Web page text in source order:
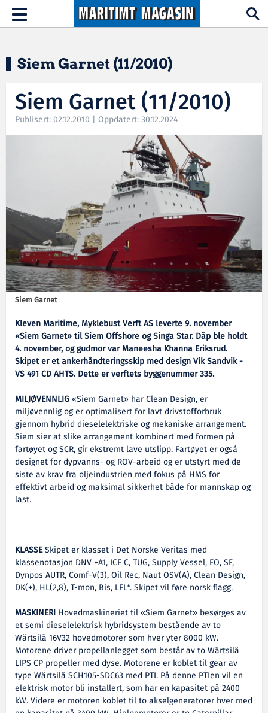
Hopp til hovedinnhold
Toggle
navigation
Siem Garnet (11/2010)
Siem Garnet (11/2010)
Publisert: 02.12.2010 | Oppdatert: 30.12.2024
Siem Garnet
Kleven Maritime, Myklebust Verft AS leverte 9. november
«Siem Garnet» til Siem Offshore og Singa Star. Dåp ble holdt
4. november, og gudmor var Maneesha Khanna Eriksrud.
Skipet er et ankerhåndteringsskip med design Vik Sandvik -
VS 491 CD AHTS. Dette er verftets byggenummer 335.
MILJØVENNLIG«Siem Garnet» har Clean Design, er
miljøvennlig og er optimalisert for lavt drivstofforbruk
gjennom hybrid dieselelektriske og mekaniske arrangement.
Siem sier at slike arrangement kombinert med formen på
fartøyet og SCR, gir ekstremt lave utslipp. Fartøyet er også
designet for dypvanns- og ROV-arbeid og er utstyrt med de
siste av krav fra oljeindustrien med fokus på HMS for
effektivt arbeid og maksimal sikkerhet både for mannskap og
last.
KLASSESkipet er klasset i Det Norske Veritas med
klassenotasjon DNV +A1, ICE C, TUG, Supply Vessel, EO, SF,
Dynpos AUTR, Comf-V(3), Oil Rec, Naut OSV(A), Clean Design,
DK(+), HL(2,8), T-mon, Bis, LFL*. Skipet vil føre norsk flagg.
MASKINERI Hovedmaskineriet til «Siem Garnet» besørges av
et semi dieselelektrisk hybridsystem bestående av to
Wärtsilä 16V32 hovedmotorer som hver yter 8000 kW.
Motorene driver propellanlegget som består av to Wärtsilä
LIPS CP propeller med dyse. Motorene er koblet til gear av
type Wärtsilä SCH105-SDC63 med PTI. På denne PTIen vil en
elektrisk motor bli installert, som har en kapasitet på 2400
kW. Videre er motoren koblet til to akselgeneratorer hver med